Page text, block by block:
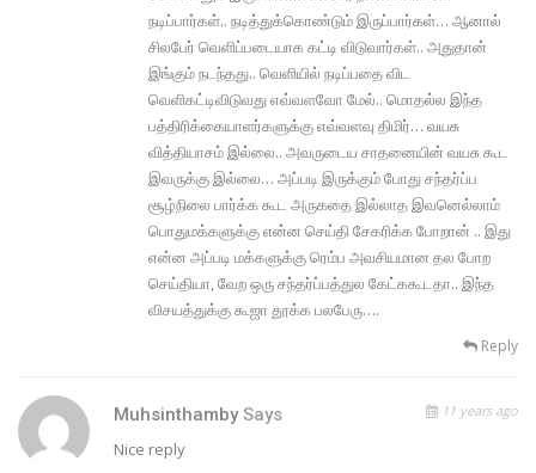
நடிப்பார்கள்.. நடித்துக்கொண்டும் இருப்பார்கள்… ஆனால்
சிலபேர் வெளிப்படையாக கட்டி விடுவார்கள்.. அதுதான்
இங்கும் நடந்தது.. வெளியில் நடிப்பதை விட
வெளிகட்டிவிடுவது எவ்வளவோ மேல்.. மொதல்ல இந்த
பத்திரிக்கையாளர்களுக்கு எவ்வளவு திமிர்… வயசு
வித்தியாசம் இல்லை.. அவருடைய சாதனையின் வயசு கூட
இவருக்கு இல்லை… அப்படி இருக்கும் போது சந்தர்ப்ப
சூழ்நிலை பார்க்க கூட அருகதை இல்லாத இவனெல்லாம்
பொதுமக்களுக்கு என்ன செய்தி சேகரிக்க போறான் .. இது
என்ன அப்படி மக்களுக்கு ரெம்ப அவசியமான தல போற
செய்தியா, வேற ஒரு சந்தர்ப்பத்துல கேட்ககூடதா.. இந்த
விசயத்துக்கு கூஜா தூக்க பலபேரு….
Reply
MuhsinthambySays 11 years ago
Nice reply